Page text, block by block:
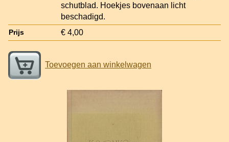
schutblad. Hoekjes bovenaan licht
beschadigd.
Prijs € 4,00
Toevoegen aan winkelwagen